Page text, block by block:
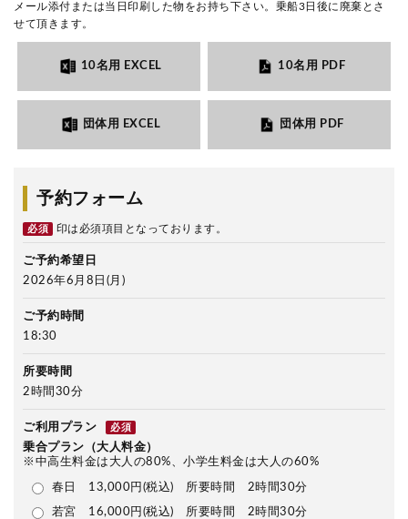
メール添付または当日印刷した物をお持ち下さい。乗船3日後に廃棄とさ
せて頂きます。
10名用 EXCEL 10名用 PDF
団体用 EXCEL 団体用 PDF
予約フォーム
必須 印は必須項目となっております。
ご予約希望日
2026年6月8日(月)
ご予約時間
18:30
所要時間
2時間30分
ご利用プラン 必須
乗合プラン（大人料金）
※中高生料金は大人の80%、小学生料金は大人の60%
春日 13,000円(税込) 所要時間 2時間30分
若宮 16,000円(税込) 所要時間 2時間30分